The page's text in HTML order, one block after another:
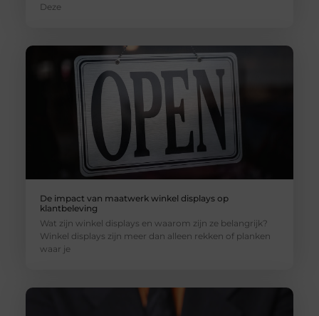
Deze
De impact van maatwerk winkel displays op
klantbeleving
Wat zijn winkel displays en waarom zijn ze belangrijk?
Winkel displays zijn meer dan alleen rekken of planken
waar je